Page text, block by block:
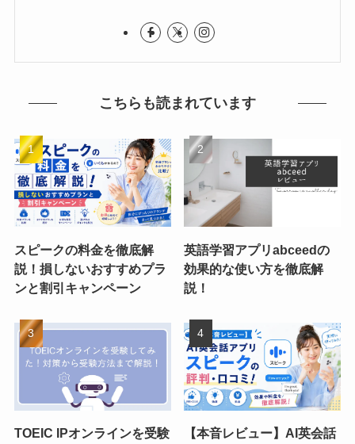
こちらも読まれています
スピークの料金を徹底解
説！損しないおすすめプラ
ンと割引キャンペーン
英語学習アプリabceedの
効果的な使い方を徹底解
説！
TOEIC IPオンラインを受験
【本音レビュー】AI英会話